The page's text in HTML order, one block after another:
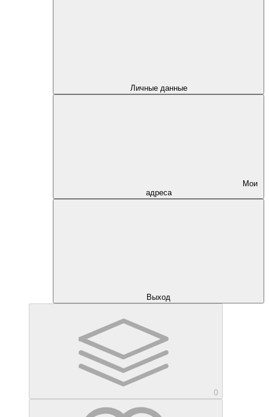
Личные данные
Мои
адреса
Выход
0